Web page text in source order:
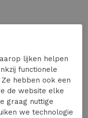
lijken helpen
functionele
hebben ook een
de website elke
graag nuttige
we technologie